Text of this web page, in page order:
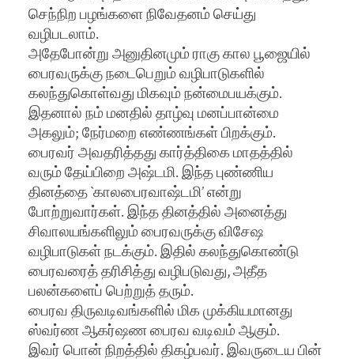
செந்நிற பழங்களை நிவேதனம் செய்து
வழிபடலாம்.
அதேபோன்று அனுதினமும் ராகு கால பூஜையில்
பைரவருக்கு நடைபெறும் வழிபாடுகளில்
கலந்துகொள்வது மிகவும் நன்மைபயக்கும்.
இதனால் நம் மனதில் தாழ்வு மனப்பான்மை
அகலும்; நேர்மறை எண்ணங்கள் பிறக்கும்.
பைரவர் அவதரித்தது கார்த்திகை மாதத்தில்
வரும் தேய்பிறை அஷ்டமி. இந்த புண்ணிய
தினத்தை `காலபைரவாஷ்டமி’ என்று
போற்றுவார்கள். இந்த தினத்தில் அனைத்து
சிவாலயங்களிலும் பைரவருக்கு விசேஷ
வழிபாடுகள் நடக்கும். இதில் கலந்துகொண்டு
பைரவரைத் தரிசித்து வழிபடுவது, அதீத
பலன்களைப் பெற்றுத் தரும்.
பைரவ திருவடிவங்களில் மிக முக்கியமானது
ஸ்வர்ண ஆகர்ஷண பைரவ வடிவம் ஆகும்.
இவர் பொன் நிறத்தில் திகழ்பவர். இவருடைய பின்